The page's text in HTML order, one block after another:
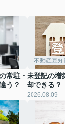
常駐・
う？
不動産豆知
未登記の増
却できる？
2026.08.09